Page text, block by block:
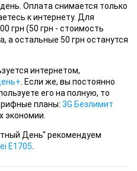
Оплата снимается только
к интернету. Для
грн (50 грн - стоимость
а остальные 50 грн останутся
интернетом,
. Если же, вы постоянно
его на полную, то
планы: 3G Безлимит
экономии.
День" рекомендуем
E1705